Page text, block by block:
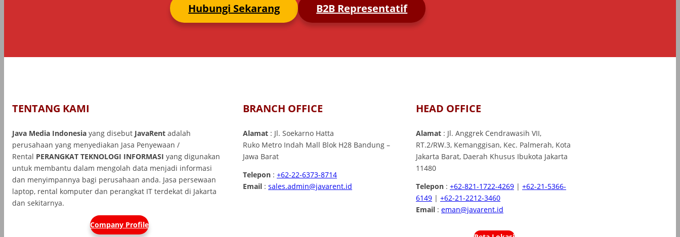
Hubungi Sekarang B2B Representatif
TENTANG KAMI
Java Media Indonesia yang disebut JavaRent adalah
perusahaan yang menyediakan Jasa Penyewaan /
Rental PERANGKAT TEKNOLOGI INFORMASI yang digunakan
untuk membantu dalam mengolah data menjadi informasi
dan menyimpannya bagi perusahaan anda. Jasa persewaan
laptop, rental komputer dan perangkat IT terdekat di Jakarta
dan sekitarnya.
Company Profile
BRANCH OFFICE
Alamat : Jl. Soekarno Hatta
Ruko Metro Indah Mall Blok H28 Bandung –
Jawa Barat
Telepon : +62-22-6373-8714
Email : sales.admin@javarent.id
HEAD OFFICE
Alamat : Jl. Anggrek Cendrawasih VII,
RT.2/RW.3, Kemanggisan, Kec. Palmerah, Kota
Jakarta Barat, Daerah Khusus Ibukota Jakarta
11480
Telepon : +62-821-1722-4269 | +62-21-5366-
6149 | +62-21-2212-3460
Email : eman@javarent.id